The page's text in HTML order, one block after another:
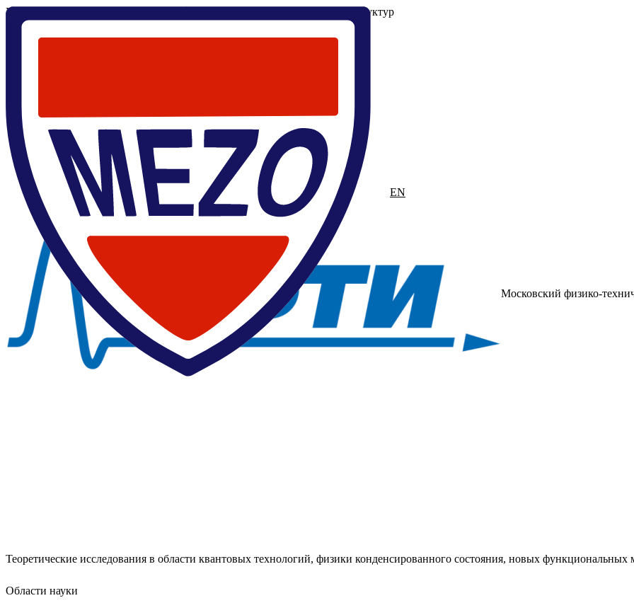
EN
Главная
Лаборатория физики микро- и наноструктур
Московский физико-
Теоретические исследования в области квантовых технологий, физики конденсированного состояния, новых функциональных
Области науки